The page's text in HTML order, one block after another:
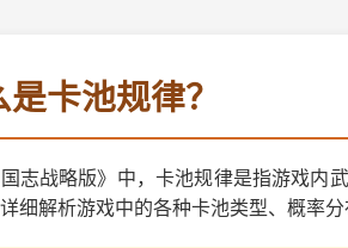
卡池规律？
志战略版》中，卡池规律是指游戏内
细解析游戏中的各种卡池类型、概率分